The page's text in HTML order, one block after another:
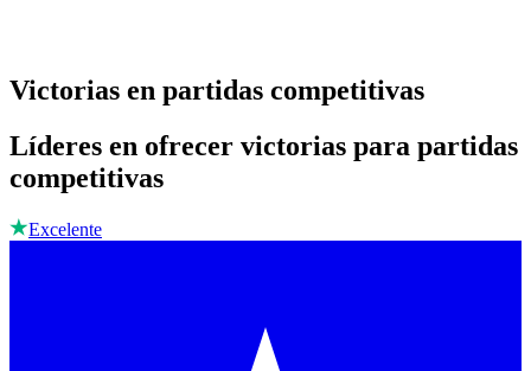
Victorias en partidas competitivas
Líderes en ofrecer victorias para partidas
competitivas
Excelente